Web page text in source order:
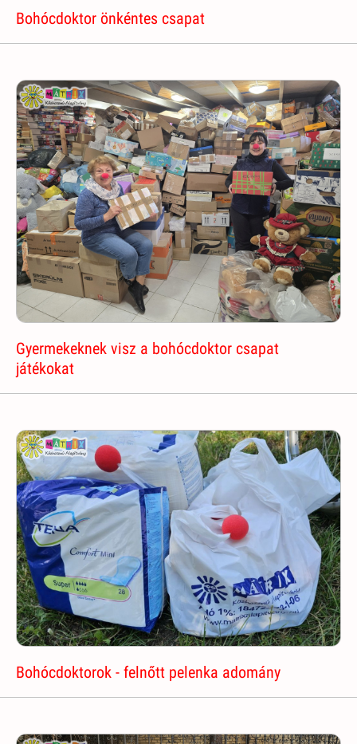
Bohócdoktor önkéntes csapat
Gyermekeknek visz a bohócdoktor csapat
játékokat
Bohócdoktorok - felnőtt pelenka adomány